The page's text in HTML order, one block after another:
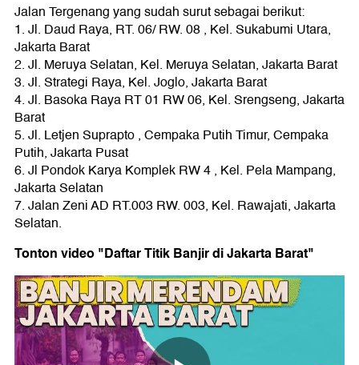
Jalan Tergenang yang sudah surut sebagai berikut:
1. Jl. Daud Raya, RT. 06/ RW. 08 , Kel. Sukabumi Utara,
Jakarta Barat
2. Jl. Meruya Selatan, Kel. Meruya Selatan, Jakarta Barat
3. Jl. Strategi Raya, Kel. Joglo, Jakarta Barat
4. Jl. Basoka Raya RT 01 RW 06, Kel. Srengseng, Jakarta
Barat
5. Jl. Letjen Suprapto , Cempaka Putih Timur, Cempaka
Putih, Jakarta Pusat
6. Jl Pondok Karya Komplek RW 4 , Kel. Pela Mampang,
Jakarta Selatan
7. Jalan Zeni AD RT.003 RW. 003, Kel. Rawajati, Jakarta
Selatan.
Tonton video "Daftar Titik Banjir di Jakarta Barat"